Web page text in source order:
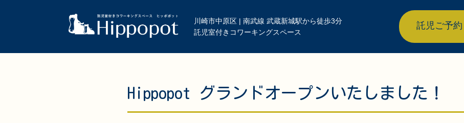
川崎市中原区 | 南武線 武蔵新城駅から徒歩3分
託児室付きコワーキングスペース
託児ご予約
Hippopot グランドオープンいたしました！